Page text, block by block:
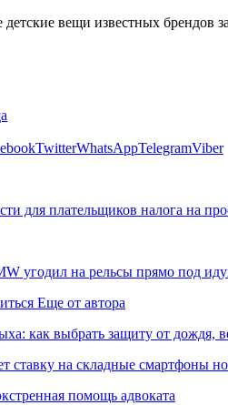
TwitterWhatsAppTelegramViber
для плательщиков налога на
угодил на рельсы прямо под
Еще от автора
как выбрать защиту от дождя,
ставку на складные смартфоны
помощь адвоката